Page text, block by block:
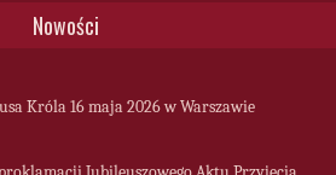
Nowości
Króla 16 maja 2026 w Warszawie